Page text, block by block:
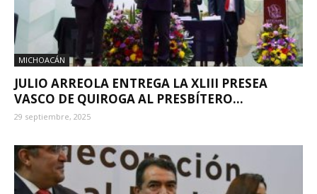
MICHOACÁN
JULIO ARREOLA ENTREGA LA XLIII PRESEA
VASCO DE QUIROGA AL PRESBÍTERO...
29 septiembre, 2025